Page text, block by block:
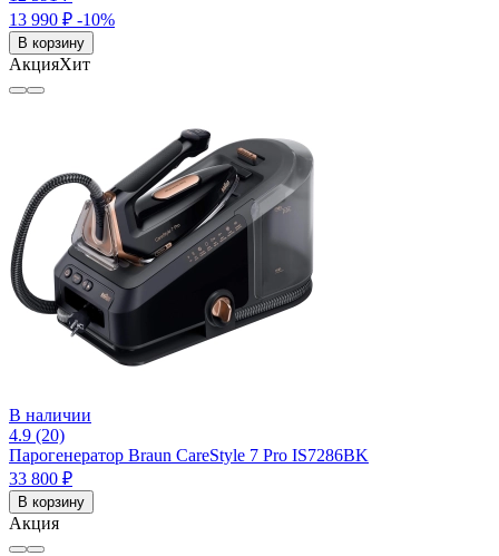
13 990 ₽ -10%
В корзину
АкцияХит
В наличии
4.9 (20)
Парогенератор Braun CareStyle 7 Pro IS7286BK
33 800 ₽
В корзину
Акция